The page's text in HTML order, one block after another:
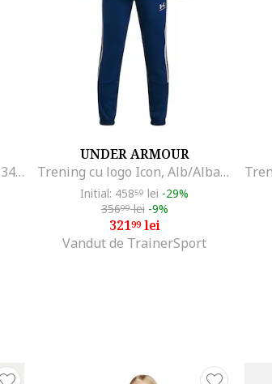
Trening Academy IV 101966.342, Bleumarin-Turcoaz fluorescent, Turcoaz
UNDER ARMOUR
Trening cu logo Icon, Alb/Albastru inchis
Initial: 45859 lei -29%
35699lei -9%
32199lei
Vandut de TrainerSport